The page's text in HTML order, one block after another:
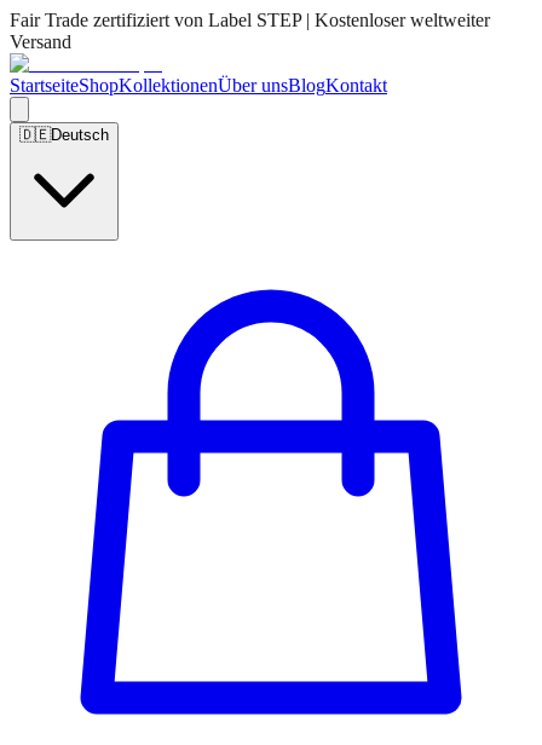
Fair Trade zertifiziert von Label STEP | Kostenloser weltweiter
Versand
StartseiteShopKollektionenÜber unsBlogKontakt
🇩🇪Deutsch